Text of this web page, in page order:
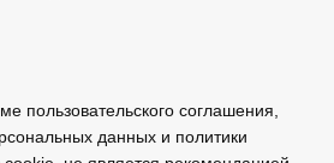
пользовательского соглашения,
данных и политики